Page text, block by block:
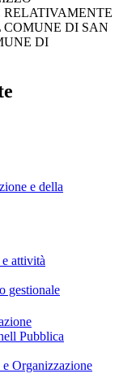
RELATIVAMENTE
COMUNE DI SAN
DI
e della
attività
gestionale
Pubblica
Organizzazione